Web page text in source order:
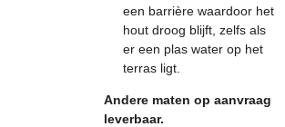
een barrière waardoor het
hout droog blijft, zelfs als
er een plas water op het
terras ligt.
Andere maten op aanvraag
leverbaar.